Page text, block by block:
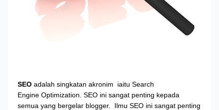
SEO adalah singkatan akronim
iaitu Search
Engine Optimization. SEO ini sangat penting kepada
semua yang bergelar blogger.
Ilmu SEO ini sangat penting